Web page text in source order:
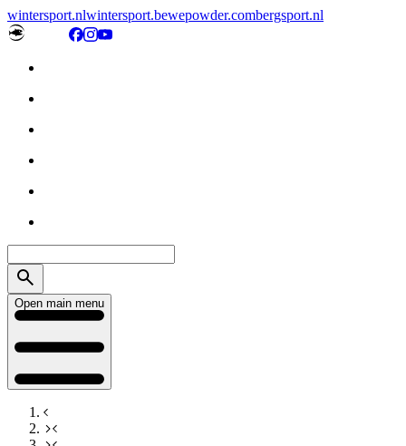
wintersport.nlwintersport.bewepowder.combergsport.nl
Open main menu